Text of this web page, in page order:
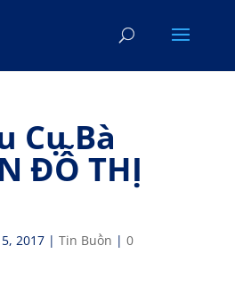
Cụ Bà
ĐỖ THỊ
2017| Tin Buồn | 0